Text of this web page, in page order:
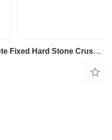
Liming 350-450tph Complete Fixed Hard Stone Crushing Line